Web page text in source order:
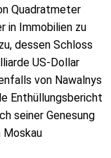
Quadratmeter
in Immobilien zu
dessen Schloss
US-Dollar
von Nawalnys
Enthüllungsbericht
seiner Genesung
Moskau